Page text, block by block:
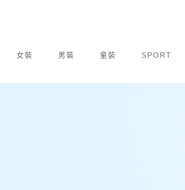
女裝 男裝 童裝 SPORT